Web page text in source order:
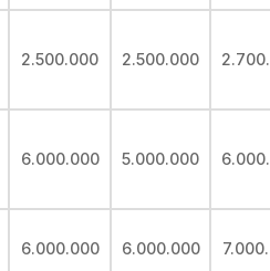
2.500.000 2.500.000
6.000.000 5.000.000
6.000.000 6.000.000